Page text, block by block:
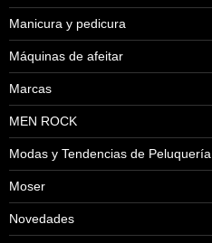
Manicura y pedicura
Máquinas de afeitar
Marcas
MEN ROCK
Modas y Tendencias de Peluquería
Moser
Novedades